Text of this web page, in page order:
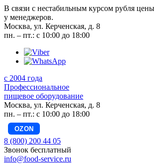
В связи с нестабильным курсом рубля
у менеджеров.
Москва, ул. Керченская, д. 8
пн. – пт.: с 10:00 до 18:00
с 2004 года
Профессиональное
пищевое оборудование
Москва, ул. Керченская, д. 8
пн. – пт.: с 10:00 до 18:00
OZON
8 (800) 200 44 05
Звонок бесплатный
info@food-service.ru